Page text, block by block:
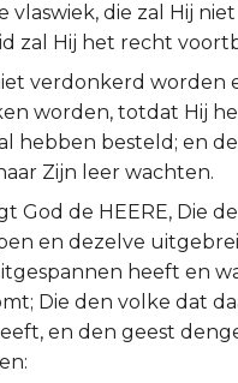
vlaswiek, die zal Hij
zal Hij het recht
verdonkerd worden
worden, totdat Hij
hebben besteld; en
Zijn leer wachten.
God de HEERE, Die
en dezelve
heeft en
Die den volke dat
en den geest